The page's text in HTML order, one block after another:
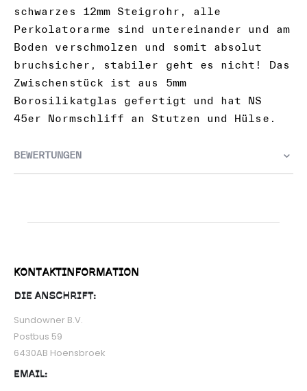
schwarzes 12mm Steigrohr, alle
Perkolatorarme sind untereinander und am
Boden verschmolzen und somit absolut
bruchsicher, stabiler geht es nicht! Das
Zwischenstück ist aus 5mm
Borosilikatglas gefertigt und hat NS
45er Normschliff an Stutzen und Hülse.
BEWERTUNGEN
KONTAKTINFORMATION
DIE ANSCHRIFT:
Sundowner B.V.
Postbus 59
6430AB Hoensbroek
EMAIL: